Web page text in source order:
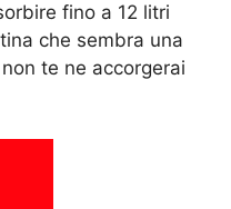
fino a 12 litri
che sembra una
te ne accorgerai